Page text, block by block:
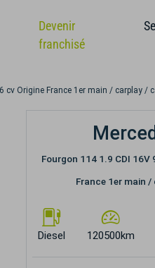
Devenir
franchisé
cv Origine France 1er main / carplay /
Fourgon 114 1.9 CDI 16V
France 1er main
Diesel 120500km